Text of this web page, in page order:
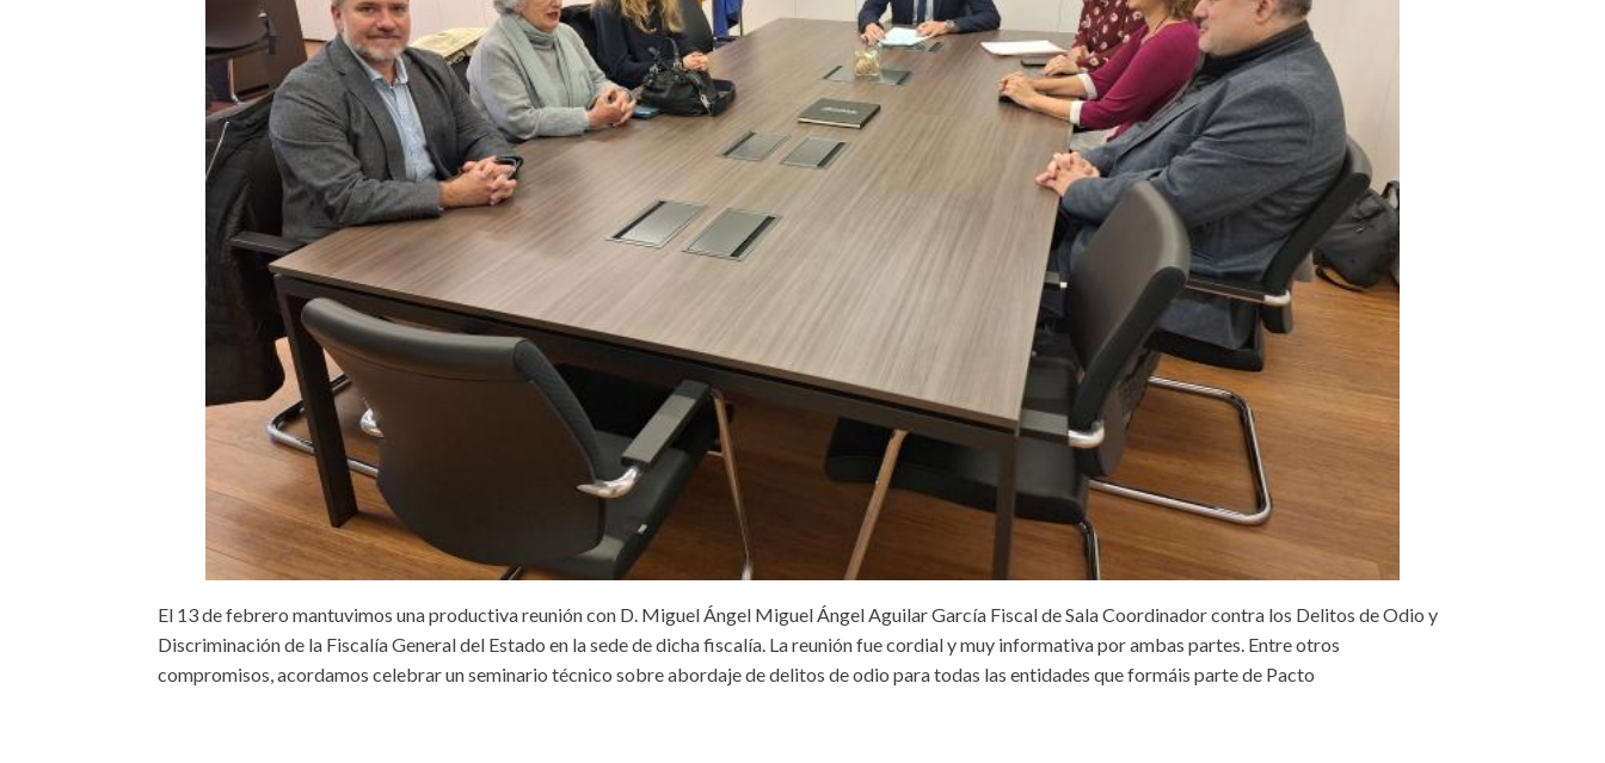
El 13 de febrero mantuvimos una productiva reunión con D. Miguel Ángel Miguel Ángel Aguilar García Fiscal de Sala Coordinador contra los Delitos de Odio y
Discriminación de la Fiscalía General del Estado en la sede de dicha fiscalía. La reunión fue cordial y muy informativa por ambas partes. Entre otros
compromisos, acordamos celebrar un seminario técnico sobre abordaje de delitos de odio para todas las entidades que formáis parte de Pacto